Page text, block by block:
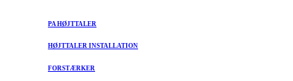
PA HØJTTALER
HØJTTALER INSTALLATION
FORSTÆRKER